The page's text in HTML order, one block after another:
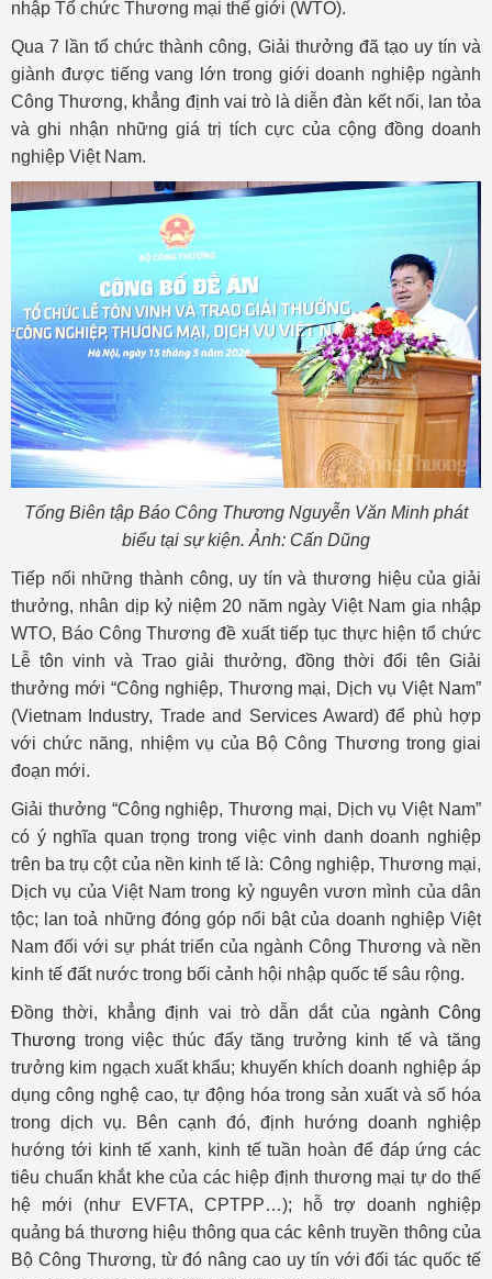
nhập Tổ chức Thương mại thế giới (WTO).
Qua 7 lần tổ chức thành công, Giải thưởng đã tạo uy tín và
giành được tiếng vang lớn trong giới doanh nghiệp ngành
Công Thương, khẳng định vai trò là diễn đàn kết nối, lan tỏa
và ghi nhận những giá trị tích cực của cộng đồng doanh
nghiệp Việt Nam.
Tổng Biên tập Báo Công Thương Nguyễn Văn Minh phát
biểu tại sự kiện. Ảnh: Cấn Dũng
Tiếp nối những thành công, uy tín và thương hiệu của giải
thưởng, nhân dịp kỷ niệm 20 năm ngày Việt Nam gia nhập
WTO, Báo Công Thương đề xuất tiếp tục thực hiện tổ chức
Lễ tôn vinh và Trao giải thưởng, đồng thời đổi tên Giải
thưởng mới “Công nghiệp, Thương mại, Dịch vụ Việt Nam”
(Vietnam Industry, Trade and Services Award) để phù hợp
với chức năng, nhiệm vụ của Bộ Công Thương trong giai
đoạn mới.
Giải thưởng “Công nghiệp, Thương mại, Dịch vụ Việt Nam”
có ý nghĩa quan trọng trong việc vinh danh doanh nghiệp
trên ba trụ cột của nền kinh tế là: Công nghiệp, Thương mại,
Dịch vụ của Việt Nam trong kỷ nguyên vươn mình của dân
tộc; lan toả những đóng góp nổi bật của doanh nghiệp Việt
Nam đối với sự phát triển của ngành Công Thương và nền
kinh tế đất nước trong bối cảnh hội nhập quốc tế sâu rộng.
Đồng thời, khẳng định vai trò dẫn dắt của ngành Công
Thương trong việc thúc đẩy tăng trưởng kinh tế và tăng
trưởng kim ngạch xuất khẩu; khuyến khích doanh nghiệp áp
dụng công nghệ cao, tự động hóa trong sản xuất và số hóa
trong dịch vụ. Bên cạnh đó, định hướng doanh nghiệp
hướng tới kinh tế xanh, kinh tế tuần hoàn để đáp ứng các
tiêu chuẩn khắt khe của các hiệp định thương mại tự do thế
hệ mới (như EVFTA, CPTPP…); hỗ trợ doanh nghiệp
quảng bá thương hiệu thông qua các kênh truyền thông của
Bộ Công Thương, từ đó nâng cao uy tín với đối tác quốc tế